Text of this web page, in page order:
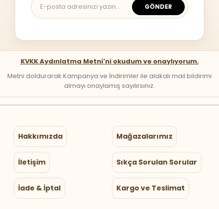
GÖNDER
KVKK Aydınlatma Metni'ni okudum ve onaylıyorum.
Metni doldurarak Kampanya ve İndirimler ile alakalı mail bildirimi
almayı onaylamış sayılırsınız.
Hakkımızda Mağazalarımız
İletişim Sıkça Sorulan Sorular
İade & İptal Kargo ve Teslimat